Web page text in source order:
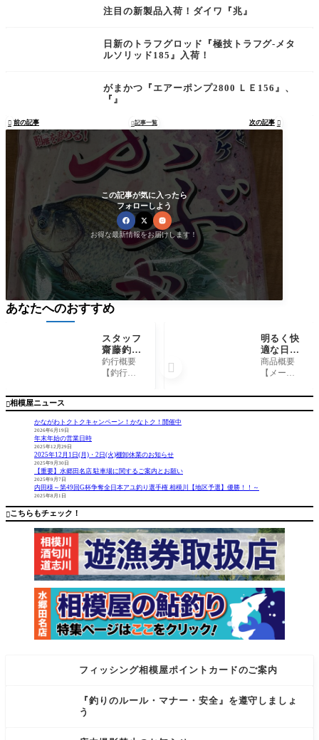
注目の新製品入荷！ダイワ『兆』
日新のトラフグロッド『極技トラフグ-メタ
ルソリッド185』入荷！
がまかつ『エアーポンプ2800 ＬＥ156』、
『』
 前の記事 記事一覧 次の記事 
この記事が気に入ったら
フォローしよう
お得な最新情報をお届けします！
相模屋ニュース
かながわトクトクキャンペーン！かなトク！開催中
2026年6月19日
年末年始の営業日時
2025年12月29日
2025年12月1日(月)・2日(火)棚卸休業のお知らせ
2025年9月30日
【重要】水郷田名店 駐車場に関するご案内とお願い
2025年9月7日
内田様～第49回G杯争奪全日本アユ釣り選手権 相模川【地区予選】優勝！！～
2025年8月1日
こちらもチェック！
フィッシング相模屋ポイントカードのご案内
『釣りのルール・マナー・安全』を遵守しましょ
う
あなたへのおすすめ
スタッフ
齋藤釣行
記～茅ヶ
崎港/シ
cmくら
釣行概要
【釣行
5年6月18
時間】
所】 茅
【船宿】
ちがさ
果】・シ
ロギス…2
0cmくら
明るく快
適な日
陰！泡づ
け本舗
PARASO
商品概要
【メーカ
づけ本舗
売され入
荷しまし
た。
